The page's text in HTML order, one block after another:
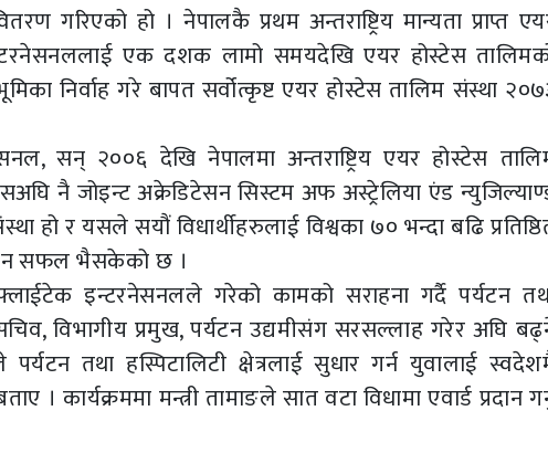
गरिएको हो । नेपालकै प्रथम अन्तराष्ट्रिय मान्यता प्राप्त
एक दशक लामो समयदेखि एयर होस्टेस
निर्वाह गरे बापत सर्वोत्कृष्ट एयर होस्टेस तालिम संस्था
सन् २००६ देखि नेपालमा अन्तराष्ट्रिय एयर होस्टेस
नै जोइन्ट अक्रेडिटेसन सिस्टम अफ अस्ट्रेलिया एंड
हो र यसले सयौं विधार्थीहरुलाई विश्वका ७० भन्दा बढि
सफल भैसकेको छ ।
फ्लाईटेक इन्टरनेसनलले गरेको कामको सराहना गर्दै पर्यटन
सचिव, विभागीय प्रमुख, पर्यटन उद्यमीसंग सरसल्लाह गरेर अघि
पर्यटन तथा हस्पिटालिटी क्षेत्रलाई सुधार गर्न युवालाई
। कार्यक्रममा मन्त्री तामाङले सात वटा विधामा एवार्ड प्रदान